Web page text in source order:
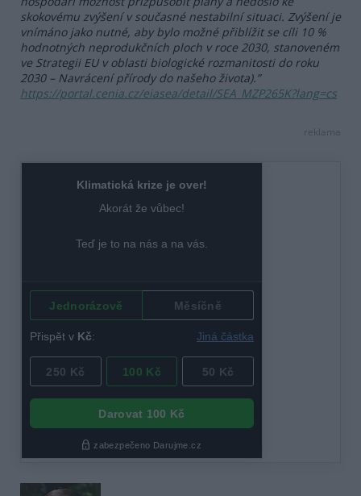
skokovému zvýšení v současné nestabilní situaci. Zvýšení je
vnímáno jako nutné, aby bylo možné přiblížit se cíli 10 %
hodnotných neprodukčních ploch v roce 2030, stanoveném
ve Strategii EU v oblasti biologické rozmanitosti do roku
2030 – Navrácení přírody do našeho života).”
https://portal.cenia.cz/eiasea/detail/SEA_MZP265K?lang=cs
reklama